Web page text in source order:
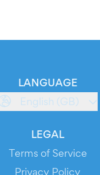
LANGUAGE
English (GB)
LEGAL
Terms of Service
Privacy Policy